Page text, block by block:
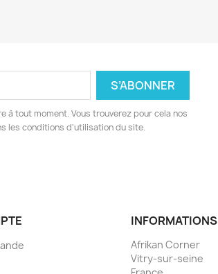
à tout moment. Vous trouverez pour cela nos
les conditions d'utilisation du site.
INFORMATIONS
Afrikan Corner
Vitry-sur-seine